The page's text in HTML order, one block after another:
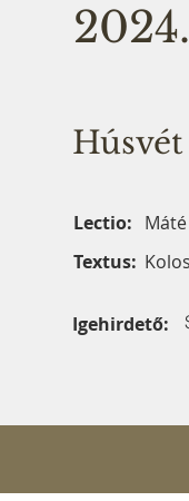
Lectio:
Textus:
Igehirdető: